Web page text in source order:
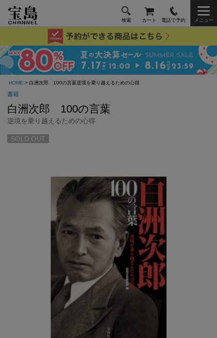
検索 カート 電話で予約 メニュー
HOME > 白洲次郎 100の言葉逆境を乗り越えるための心得
書籍
白洲次郎 100の言葉
逆境を乗り越えるための心得
SOLD OUT